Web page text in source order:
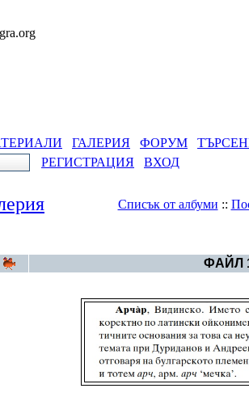
ГАЛЕРИЯ ФОРУМ
РЕГИСТРАЦИЯ
ВХОД
Списък от албуми ::
ФАЙЛ